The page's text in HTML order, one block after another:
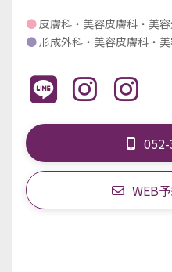
●皮膚科・美容皮膚科・美
●形成外科・美容皮膚科・
WEB